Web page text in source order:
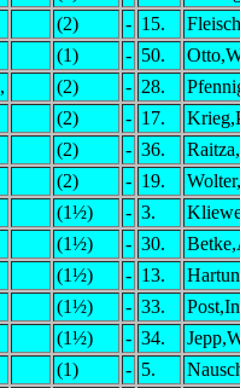
(2) - 15.
(1) - 50.
(2) - 28.
(2) - 17.
(2) - 36.
(2) - 19.
(1½) - 3.
(1½) - 30.
(1½) - 13.
(1½) - 33.
(1½) - 34.
(1) - 5.